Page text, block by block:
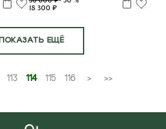
18 300 ₽
ПОКАЗАТЬ ЕЩЁ
113 114 115 116 > >>